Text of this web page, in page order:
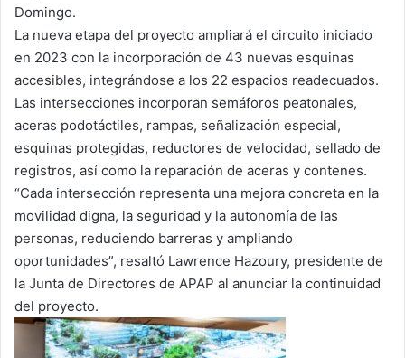
Domingo.
La nueva etapa del proyecto ampliará el circuito iniciado
en 2023 con la incorporación de 43 nuevas esquinas
accesibles, integrándose a los 22 espacios readecuados.
Las intersecciones incorporan semáforos peatonales,
aceras podotáctiles, rampas, señalización especial,
esquinas protegidas, reductores de velocidad, sellado de
registros, así como la reparación de aceras y contenes.
“Cada intersección representa una mejora concreta en la
movilidad digna, la seguridad y la autonomía de las
personas, reduciendo barreras y ampliando
oportunidades”, resaltó Lawrence Hazoury, presidente de
la Junta de Directores de APAP al anunciar la continuidad
del proyecto.